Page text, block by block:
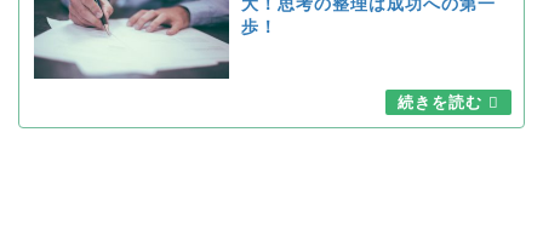
大！思考の整理は成功への第一
歩！